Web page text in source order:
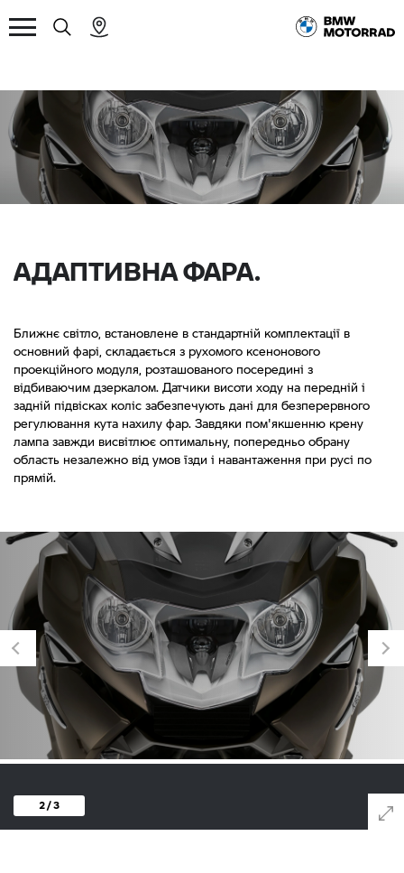
АДАПТИВНА ФАРА.
Ближнє світло, встановлене в стандартній комплектації в
основний фарі, складається з рухомого ксенонового
проекційного модуля, розташованого посередині з
відбиваючим дзеркалом. Датчики висоти ходу на передній і
задній підвісках коліс забезпечують дані для безперервного
регулювання кута нахилу фар. Завдяки пом'якшенню крену
лампа завжди висвітлює оптимальну, попередньо обрану
область незалежно від умов їзди і навантаження при русі по
прямій.
2 / 3